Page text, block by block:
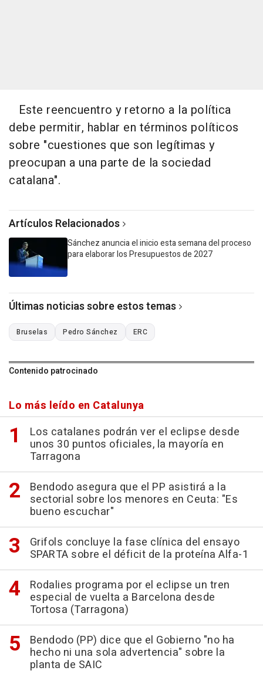
Este reencuentro y retorno a la política
debe permitir, hablar en términos políticos
sobre "cuestiones que son legítimas y
preocupan a una parte de la sociedad
catalana".
Artículos Relacionados
Sánchez anuncia el inicio esta semana del proceso
para elaborar los Presupuestos de 2027
Últimas noticias sobre estos temas
Bruselas Pedro Sánchez ERC
Contenido patrocinado
Lo más leído en Catalunya
Los catalanes podrán ver el eclipse desde
unos 30 puntos oficiales, la mayoría en
Tarragona
Bendodo asegura que el PP asistirá a la
sectorial sobre los menores en Ceuta: "Es
bueno escuchar"
Grifols concluye la fase clínica del ensayo
SPARTA sobre el déficit de la proteína Alfa-1
Rodalies programa por el eclipse un tren
especial de vuelta a Barcelona desde
Tortosa (Tarragona)
Bendodo (PP) dice que el Gobierno "no ha
hecho ni una sola advertencia" sobre la
planta de SAIC